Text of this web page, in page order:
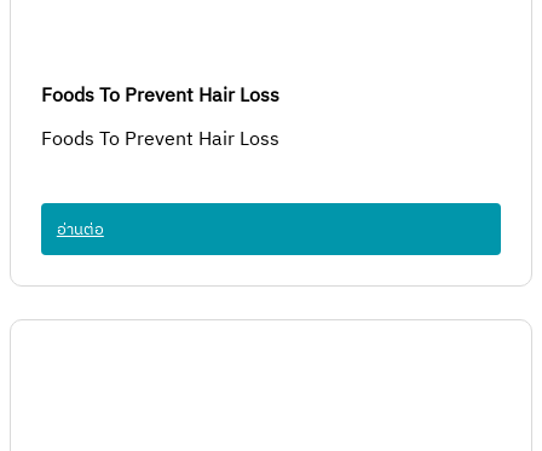
Foods To Prevent Hair Loss
Foods To Prevent Hair Loss
อ่านต่อ